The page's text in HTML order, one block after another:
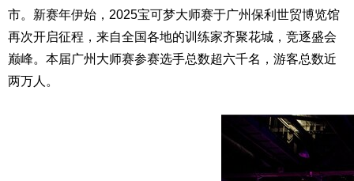
市。新赛年伊始，2025宝可梦大师赛于广州保利世贸博览馆
再次开启征程，来自全国各地的训练家齐聚花城，竞逐盛会
巅峰。 本届广州大师赛参赛选手总数超六千名，游客总数近
两万人。